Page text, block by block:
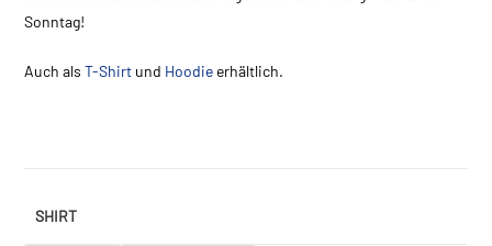
Sonntag!
Auch alsT-Shirt und Hoodie erhältlich.
SHIRT